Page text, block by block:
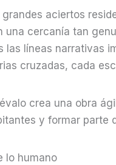
grandes aciertos
una cercanía tan
las líneas narrativas
cruzadas, cada
crea una obra
y formar parte
lo humano